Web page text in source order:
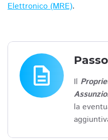
Elettronico (MRE).
description
Passo
Il
la